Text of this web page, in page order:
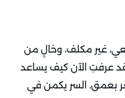
غير مكلف، وخالٍ من
عرفتِ الآن كيف يساعد
بعمق. السر يكمن في